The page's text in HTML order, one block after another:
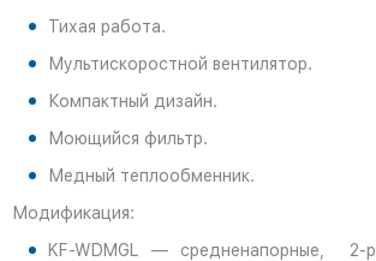
Тихая работа.
Мультискоростной вентилятор.
Компактный дизайн.
Моющийся фильтр.
Медный теплообменник.
Модификация:
KF-WDMGL — средненапорные, 2-